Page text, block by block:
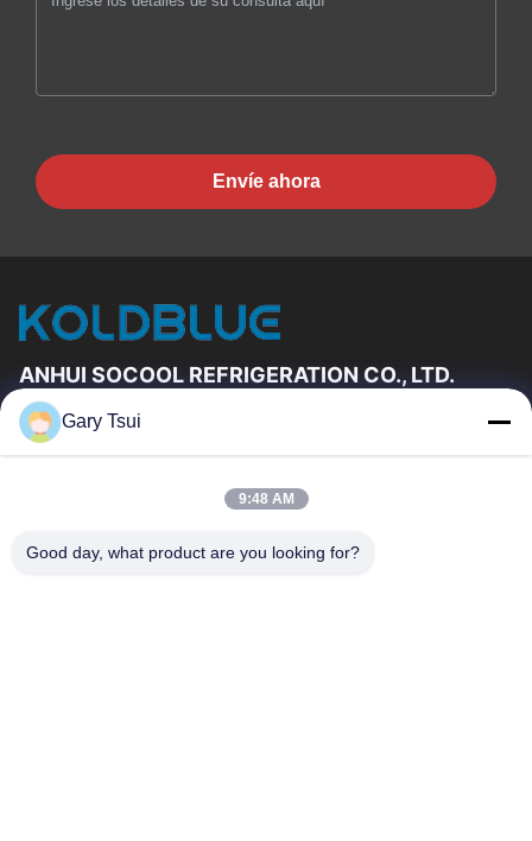
Envíe ahora
ANHUI SOCOOL REFRIGERATION CO., LTD.
Vínculos Rápidos
Sobre Nosotros
Viaje De La Fábrica
Control De Calidad
Gary Tsui
9:48 AM
Good day, what product are you looking for?